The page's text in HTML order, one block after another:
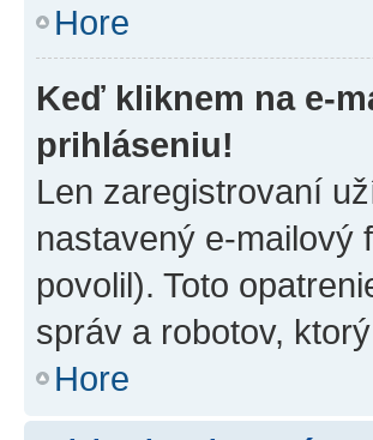
Hore
Keď kliknem na e-
prihláseniu!
Len zaregistrovaní
nastavený e-mailový
povolil). Toto
správ a robotov,
Hore